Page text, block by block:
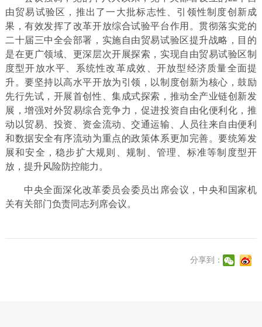
由贸易试验区，推出了一大批标志性、引领性制度创新成
果，有效发挥了改革开放综合试验平台作用。贯彻落实党的
二十届三中全会部署，实施自由贸易试验区提升战略，目的
是在更广领域、更深层次开展探索，实现自由贸易试验区制
度型开放水平、系统性改革成效、开放型经济质量全面提
升。要坚持以高水平开放为引领，以制度创新为核心，鼓励
先行先试，开展首创性、集成式探索，推动全产业链创新发
展，增强对外贸易综合竞争力，促进投资自由化便利化，推
动以贸易、投资、资金流动、交通运输、人员往来自由便利
和数据安全有序流动为重点的政策体系更加完善。要统筹发
展和安全，稳步扩大规则、规制、管理、标准等制度型开
放，提升风险防控能力。
中央全面深化改革委员会委员出席会议，中央和国家机
关有关部门负责同志列席会议。
分享到：